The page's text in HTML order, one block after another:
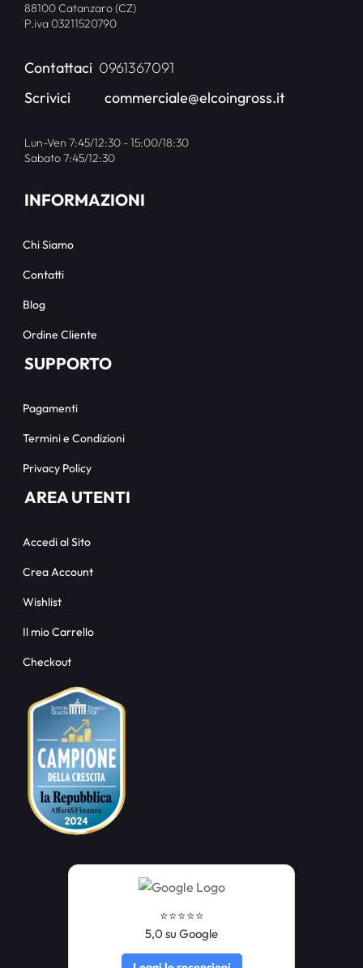
88100 Catanzaro (CZ)
P.iva 03211520790
Contattaci 0961367091
Scrivici
commerciale@elcoingross.it
Lun-Ven 7:45/12:30 - 15:00/18:30
Sabato 7:45/12:30
INFORMAZIONI
Chi Siamo
Contatti
Blog
Ordine Cliente
SUPPORTO
Pagamenti
Termini e Condizioni
Privacy Policy
AREA UTENTI
Accedi al Sito
Crea Account
Wishlist
Il mio Carrello
Checkout
⭐️⭐️⭐️⭐️⭐️
5,0 su Google